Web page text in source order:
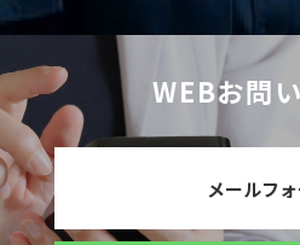
WEBお問
メールフ